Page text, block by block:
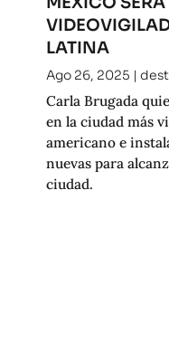
LATINA
Ago 26, 2025 |
Carla Brugada
en la ciudad más
americano e
nuevas para
ciudad.